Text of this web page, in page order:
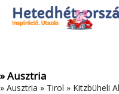
Az oldal sütiket (cookies)
Adatvédelmi tájékoztató
» Ausztria
» Ausztria » Tirol » Kitzbüheli